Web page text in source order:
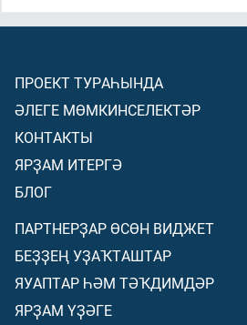
ПРОЕКТ ТУРАҺЫНДА
ӘЛЕГЕ МӨМКИНСЕЛЕКТӘР
КОНТАКТЫ
ЯРҘАМ ИТЕРГӘ
БЛОГ
ПАРТНЕРҘАР ӨСӨН ВИДЖЕТ
БЕҘҘЕҢ УҘАҠТАШТАР
ЯУАПТАР ҺӘМ ТӘҠДИМДӘР
ЯРҘАМ ҮҘӘГЕ